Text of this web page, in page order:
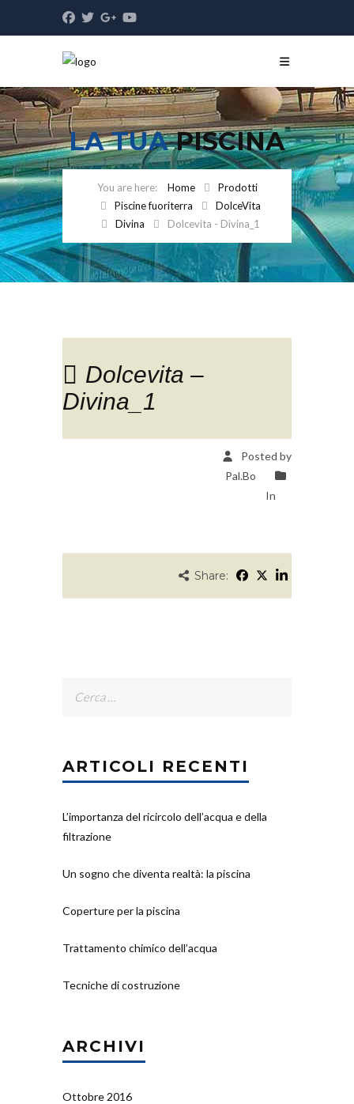
LA TUAPISCINA
Home
Prodotti
Piscine fuoriterra
DolceVita
Divina
Dolcevita - Divina_1
Dolcevita –
Divina_1
Posted by
Pal.Bo
In
Share:
ARTICOLI RECENTI
L’importanza del ricircolo dell’acqua e della
filtrazione
Un sogno che diventa realtà: la piscina
Coperture per la piscina
Trattamento chimico dell’acqua
Tecniche di costruzione
ARCHIVI
Ottobre 2016